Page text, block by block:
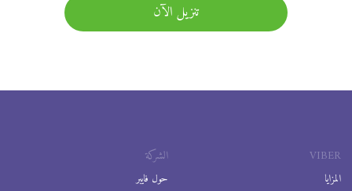
تنزيل الآن
VIBER
المزايا
الشركة
حول فايبر